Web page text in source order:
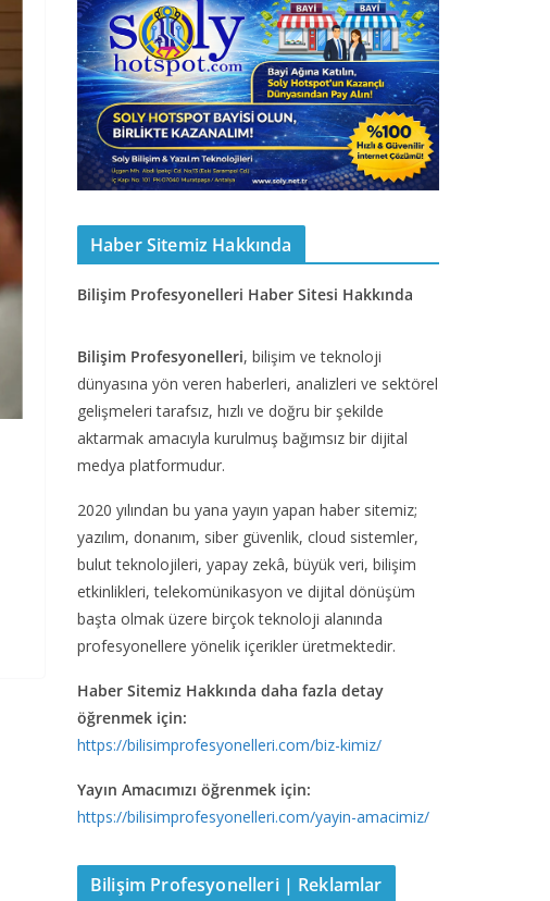
Haber Sitemiz Hakkında
Bilişim Profesyonelleri Haber Sitesi Hakkında
Bilişim Profesyonelleri, bilişim ve teknoloji
dünyasına yön veren haberleri, analizleri ve sektörel
gelişmeleri tarafsız, hızlı ve doğru bir şekilde
aktarmak amacıyla kurulmuş bağımsız bir dijital
medya platformudur.
2020 yılından bu yana yayın yapan haber sitemiz;
yazılım, donanım, siber güvenlik, cloud sistemler,
bulut teknolojileri, yapay zekâ, büyük veri, bilişim
etkinlikleri, telekomünikasyon ve dijital dönüşüm
başta olmak üzere birçok teknoloji alanında
profesyonellere yönelik içerikler üretmektedir.
Haber Sitemiz Hakkında daha fazla detay
öğrenmek için:
https://bilisimprofesyonelleri.com/biz-kimiz/
Yayın Amacımızı öğrenmek için:
https://bilisimprofesyonelleri.com/yayin-amacimiz/
Bilişim Profesyonelleri | Reklamlar